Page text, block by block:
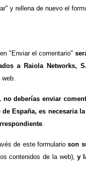
y rellena de nuevo el
"Enviar el comentario"
a Raiola Networks,
no deberías enviar
de España, es necesaria
de este formularioson
contenidos de la web),y